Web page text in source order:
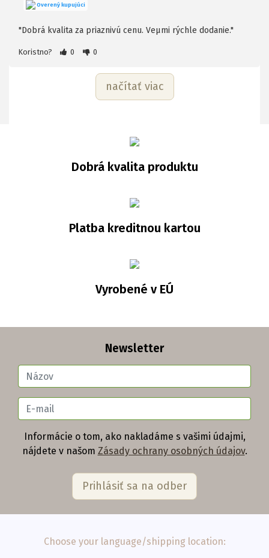
Overený kupujúci
"Dobrá kvalita za priaznivú cenu. Veµmi rýchle dodanie."
Koristno? 0 0
načítať viac
Dobrá kvalita produktu
Platba kreditnou kartou
Vyrobené v EÚ
Newsletter
Informácie o tom, ako nakladáme s vašimi údajmi,
nájdete v našom Zásady ochrany osobných údajov.
Choose your language/shipping location: